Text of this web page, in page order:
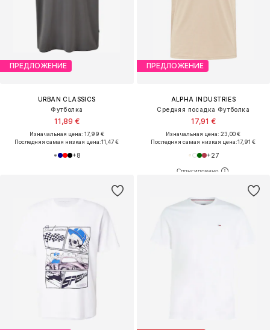
ПРЕДЛОЖЕНИЕ
URBAN CLASSICS
Футболка
11,89 €
Изначальная цена: 17,99 €
Последняя самая низкая цена:11,47 €
+8
ПРЕДЛОЖЕНИЕ
ALPHA INDUSTRIES
Средняя посадка Футболка
17,91 €
Изначальная цена: 23,00 €
Последняя самая низкая цена:17,91 €
+27